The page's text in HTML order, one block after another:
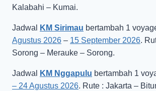
Kalabahi – Kumai.
Jadwal KM Sirimau bertambah 1
Agustus 2026 – 15 September 2026.
Sorong – Merauke – Sorong.
Jadwal KM Nggapulu bertambah 1
– 24 Agustus 2026. Rute : Jakarta –